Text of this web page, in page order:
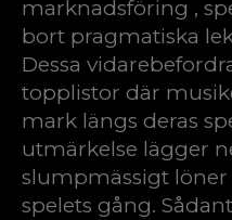
marknadsföring ,
bort pragmatiska
Dessa
topplistor där
mark längs deras
utmärkelse lägger
slumpmässigt löner
spelets gång.